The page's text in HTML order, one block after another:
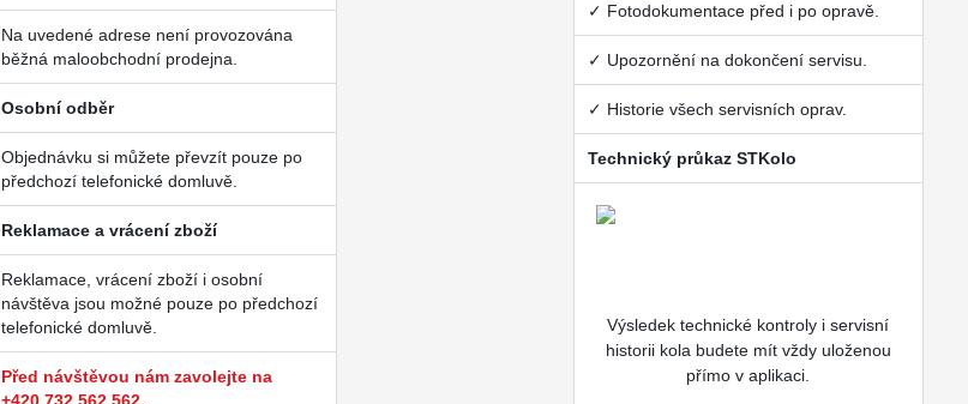
Na uvedené adrese není provozována
běžná maloobchodní prodejna.
Osobní odběr
Objednávku si můžete převzít pouze po
předchozí telefonické domluvě.
Reklamace a vrácení zboží
Reklamace, vrácení zboží i osobní
návštěva jsou možné pouze po předchozí
telefonické domluvě.
Před návštěvou nám zavolejte na
✓ Fotodokumentace před i po opravě.
✓ Upozornění na dokončení servisu.
✓ Historie všech servisních oprav.
Technický průkaz STKolo
Výsledek technické kontroly i servisní
historii kola budete mít vždy uloženou
přímo v aplikaci.